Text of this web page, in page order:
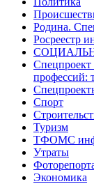
Родина.
Росреестр
профессий:
Спорт
Туризм
ТФОМС
Утраты
Экономика